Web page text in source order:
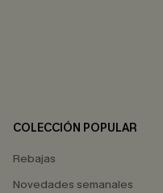
COLECCIÓN POPULAR
Rebajas
Novedades semanales